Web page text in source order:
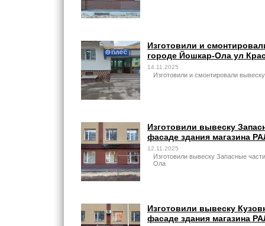
Изготовили и
городе Йошкар-Ола ул
14.11.2025
Изготовили и смонтировали
Изготовили вывеску
фасаде здания магазина
12.11.2025
Изготовили вывеску Запасные
Ола
Изготовили вывеску
фасаде здания магазина